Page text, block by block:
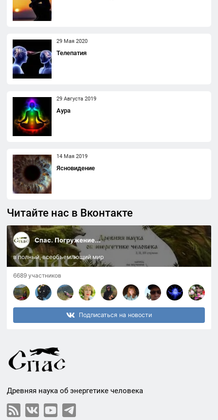
29 Мая 2020
Телепатия
29 Августа 2019
Аура
14 Мая 2019
Ясновидение
Читайте нас в Вконтакте
Спас. Погружение...
в полный, всеобъемлющий мир
6689 участников
Подписаться на новости
Древняя наука об энергетике человека